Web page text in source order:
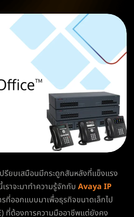
รียบเสมือนมีกระดูกสันหลังที่แข็งแรง
าจะมาทำความรู้จักกับ Avaya IP
รที่ออกแบบมาเพื่อธุรกิจขนาดเล็กไป
ที่ต้องการความมืออาชีพแต่ยังคง